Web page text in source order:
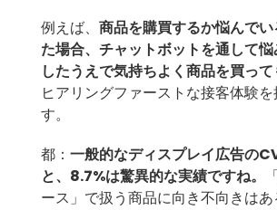
例えば、 商品を購買するか悩んで
た場合、チャットボットを通して
したうえで気持ちよく商品を買って
ヒアリングファーストな接客体験
す。
都： 一般的なディスプレイ広告の
と、8.7%は驚異的な実績ですね。
ース」で扱う商品に向き不向きはあ